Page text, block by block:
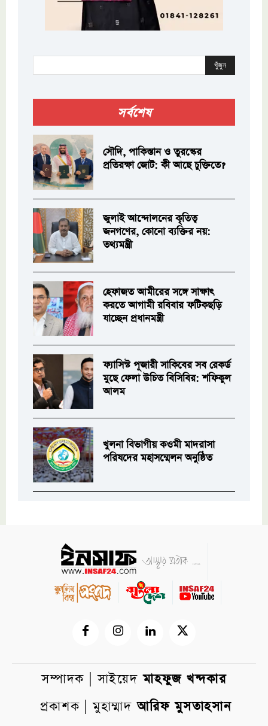
খুঁজুন
সর্বশেষ
সৌদি, পাকিস্তান ও তুরস্কের
প্রতিরক্ষা জোট: কী আছে চুক্তিতে?
জুলাই আন্দোলনের কৃতিত্ব
জনগণের, কোনো ব্যক্তির নয়:
তথ্যমন্ত্রী
হেফাজত আমীরের সঙ্গে সাক্ষাৎ
করতে আগামী রবিবার ফটিকছড়ি
যাচ্ছেন প্রধানমন্ত্রী
ফ্যাসিস্ট পূজারী সাকিবের সব রেকর্ড
মুছে ফেলা উচিত বিসিবির: শফিকুল
আলম
খুলনা বিভাগীয় কওমী মাদরাসা
পরিষদের মহাসম্মেলন অনুষ্ঠিত
সম্পাদক | সাইয়েদমাহফুজ খন্দকার
প্রকাশক | মুহাম্মাদআরিফ মুসতাহসান